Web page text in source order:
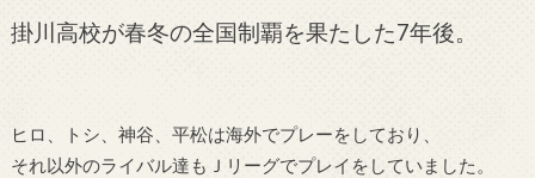
掛川高校が春冬の全国制覇を果たした7年後。
ヒロ、トシ、神谷、平松は海外でプレーをしており、
それ以外のライバル達もＪリーグでプレイをしていました。